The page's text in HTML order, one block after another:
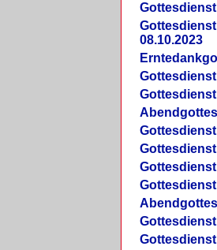
08.10.2023